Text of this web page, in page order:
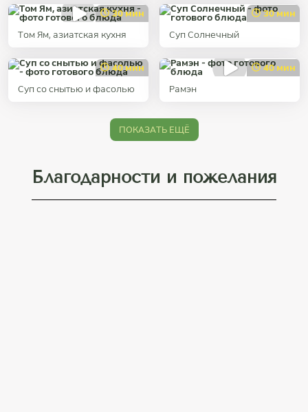
30 мин
Том Ям, азиатская кухня
30 мин
Суп Солнечный
40 мин
Суп со снытью и фасолью
40 мин
Рaмэн
ПОКАЗАТЬ ЕЩЁ
Благодарности и пожелания